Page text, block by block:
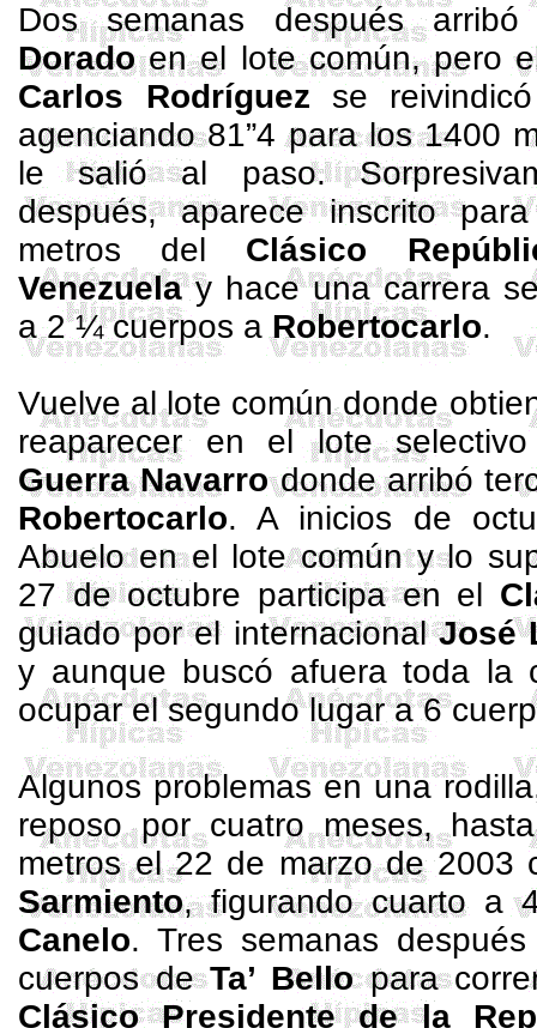
Dos semanas después
Doradoen el lote común, pero
Carlos Rodríguez se
agenciando 81”4 para los1400
le salió al paso.
después, aparece inscrito
metros del Clásico
Venezuelay hace una carrera
a 2 ¼ cuerpos a Robertocarlo.
Vuelve al lote común donde
reaparecer en el lote
Guerra Navarrodonde arribó
Robertocarlo. A inicios de
Abuelo en el lote común y lo
27 de octubre participa en el
guiado por el internacionalJosé
y aunque buscó afuera toda la
ocupar el segundo lugar a 6
Algunos problemas en una
reposo por cuatro meses,
metrosel 22 de marzo de 2003
Sarmiento, figurando cuarto
Canelo. Tres semanas
cuerpos deTa’ Bellopara
Clásico Presidente dela